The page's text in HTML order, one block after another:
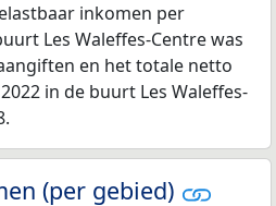
inkomen per
Les Waleffes-Centre was
en het totale netto
in de buurt Les Waleffes-
(per gebied)